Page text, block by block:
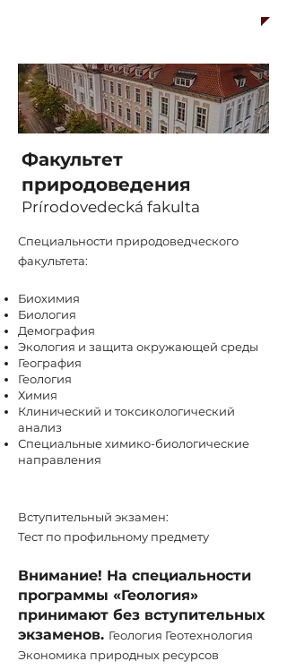
Факультет
природоведения
Prírodovedecká fakulta
Специальности природоведческого
факультета:
Биохимия
Биология
Демография
Экология и защита окружающей среды
География
Геология
Химия
Клинический и токсикологический
анализ
Специальные химико-биологические
направления
Вступительный экзамен:
Тест по профильному предмету
Внимание! На специальности
программы «Геология»
принимают без вступительных
экзаменов. Геология Геотехнология
Экономика природных ресурсов